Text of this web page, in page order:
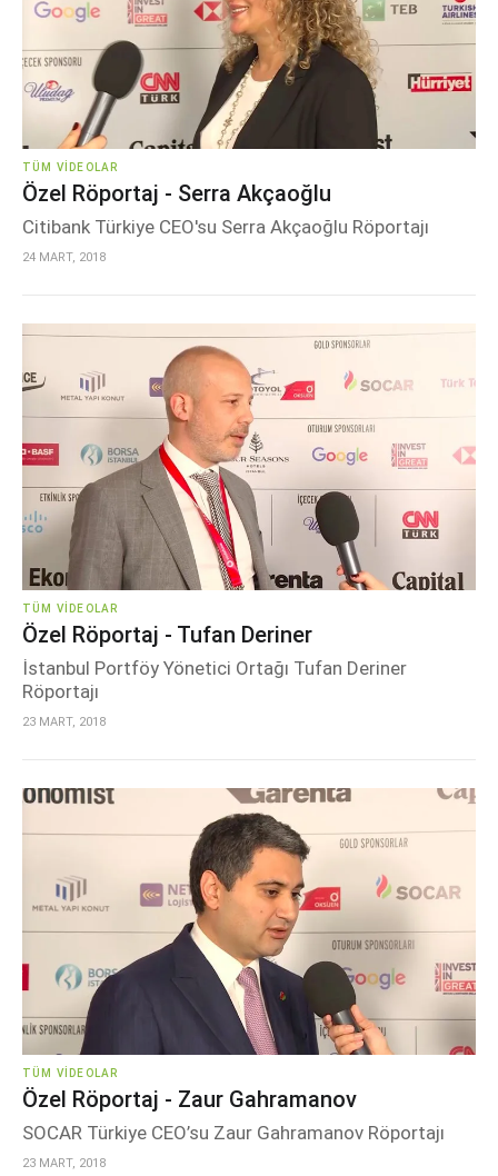
TÜM VIDEOLAR
Özel Röportaj - Serra Akçaoğlu
Citibank Türkiye CEO'su Serra Akçaoğlu Röportajı
24 MART, 2018
TÜM VIDEOLAR
Özel Röportaj - Tufan Deriner
İstanbul Portföy Yönetici Ortağı Tufan Deriner
Röportajı
23 MART, 2018
TÜM VIDEOLAR
Özel Röportaj - Zaur Gahramanov
SOCAR Türkiye CEO’su Zaur Gahramanov Röportajı
23 MART, 2018